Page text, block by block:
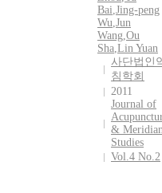
Bai,Jing-peng
Wu,Jun
Wang,Ou
Sha,Lin Yuan
사단법인
침학회
2011
Journal of
&
Studies
Vol.4 No.2